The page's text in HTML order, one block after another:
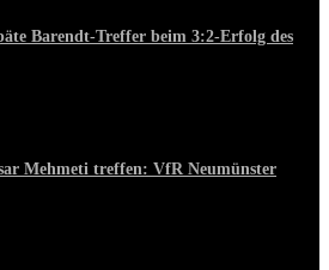
Barendt-Treffer beim 3:2-Erfolg des
Mehmeti treffen: VfR Neumünster